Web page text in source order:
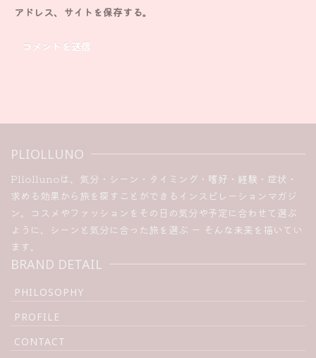
アドレス、サイトを保存する。
PLIOLLUNO
Pliollunoは、気分・シーン・タイミング・嗜好・経験・症状・
求める効果から旅を探すことができるインスピレーションマガジ
ン。コスメやファッションをその日の気分や予定に合わせて選ぶ
ように、シーンと気分に合った旅を選ぶ ー そんな未来を描いてい
ます。
BRAND DETAIL
PHILOSOPHY
PROFILE
CONTACT